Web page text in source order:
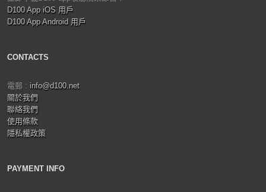
D100 App iOS 用戶
D100 App Android 用戶
CONTACTS
電郵 : info@d100.net
關於我們
聯絡我們
使用條款
隱私權政策
PAYMENT INFO